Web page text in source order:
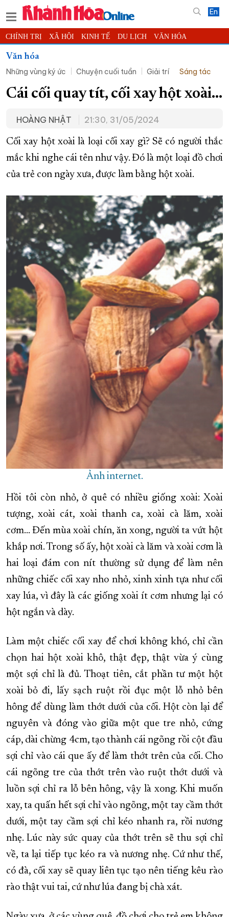
En
CHÍNH TRỊ XÃ HỘI KINH TẾ DU LỊCH VĂN HÓA
THỂ THAO
KHOA HỌC - CÔNG NGHỆ PHÁP LUẬT BẠN ĐỌC PHÓNG SỰ
THẾ GIỚI MULTIMEDIA VIDEO ĐỌC BÁO ONLINE
QUY HOẠCH TỈNH KHÁNH HÒA
TRƯỜNG SA BIỂN ĐẢO QUÊ HƯƠNG
CHUNG TAY CẢI CÁCH HÀNH CHÍNH
XÂY DỰNG NÔNG THÔN MỚI LỊCH CẮT ĐIỆN
KỶ NIỆM 370 NĂM XÂY DỰNG VÀ PHÁT TRIỂN TỈNH KHÁNH HÒA
KHOẢNH KHẮC ĐẸP XỨ TRẦM
XÂY DỰNG KHÁNH HÒA TRỞ THÀNH THÀNH PHỐ TRỰC THUỘC
ĐẠI HỘI ĐẢNG CÁC CẤP TRANG CHỦ VỀ BÁO KHÁNH HÒA
Văn hóa
Những vùng ký ức
Chuyện cuối tuần Giải trí Sáng tác
Cái cối quay tít, cối xay hột xoài…
HOÀNG NHẬT 21:30, 31/05/2024
Cối xay hột xoài là loại cối xay gì? Sẽ có người thắc
mắc khi nghe cái tên như vậy. Đó là một loại đồ chơi
của trẻ con ngày xưa, được làm bằng hột xoài.
Ảnh internet.
Hồi tôi còn nhỏ, ở quê có nhiều giống xoài: Xoài
tượng, xoài cát, xoài thanh ca, xoài cà lăm, xoài
cơm… Đến mùa xoài chín, ăn xong, người ta vứt hột
khắp nơi. Trong số ấy, hột xoài cà lăm và xoài cơm là
hai loại đám con nít thường sử dụng để làm nên
những chiếc cối xay nho nhỏ, xinh xinh tựa như cối
xay lúa, vì đây là các giống xoài ít cơm nhưng lại có
hột ngắn và dày.
Làm một chiếc cối xay để chơi không khó, chỉ cần
chọn hai hột xoài khô, thật đẹp, thật vừa ý cùng
một sợi chỉ là đủ. Thoạt tiên, cắt phần tư một hột
xoài bỏ đi, lấy sạch ruột rồi đục một lỗ nhỏ bên
hông để dùng làm thớt dưới của cối. Hột còn lại để
nguyên và đóng vào giữa một que tre nhỏ, cứng
cáp, dài chừng 4cm, tạo thành cái ngõng rồi cột đầu
sợi chỉ vào cái que ấy để làm thớt trên của cối. Cho
cái ngõng tre của thớt trên vào ruột thớt dưới và
luồn sợi chỉ ra lỗ bên hông, vậy là xong. Khi muốn
xay, ta quấn hết sợi chỉ vào ngõng, một tay cầm thớt
dưới, một tay cầm sợi chỉ kéo nhanh ra, rồi nương
nhẹ. Lúc này sức quay của thớt trên sẽ thu sợi chỉ
về, ta lại tiếp tục kéo ra và nương nhẹ. Cứ như thế,
có đà, cối xay sẽ quay liên tục tạo nên tiếng kêu rào
rào thật vui tai, cứ như lúa đang bị chà xát.